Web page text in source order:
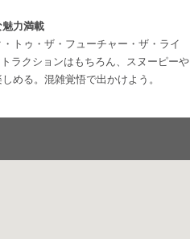
力満載
トゥ・ザ・フューチャー・ザ・ライ
ラクションはもちろん、スヌーピーや
める。混雑覚悟で出かけよう。